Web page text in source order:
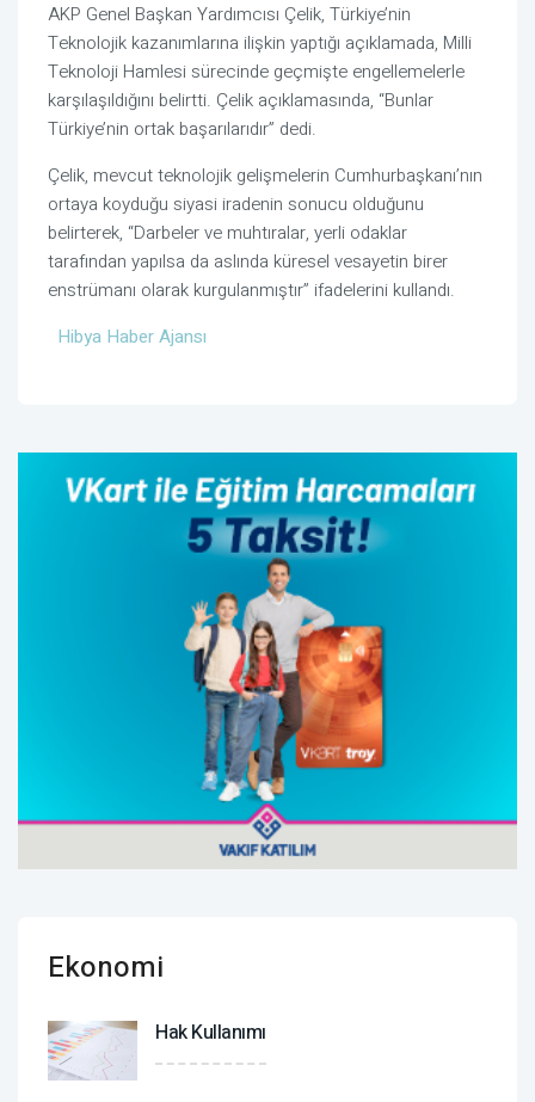
AKP Genel Başkan Yardımcısı Çelik, Türkiye’nin
Teknolojik kazanımlarına ilişkin yaptığı açıklamada, Milli
Teknoloji Hamlesi sürecinde geçmişte engellemelerle
karşılaşıldığını belirtti. Çelik açıklamasında, “Bunlar
Türkiye’nin ortak başarılarıdır” dedi.
Çelik, mevcut teknolojik gelişmelerin Cumhurbaşkanı’nın
ortaya koyduğu siyasi iradenin sonucu olduğunu
belirterek, “Darbeler ve muhtıralar, yerli odaklar
tarafından yapılsa da aslında küresel vesayetin birer
enstrümanı olarak kurgulanmıştır” ifadelerini kullandı.
Hibya Haber Ajansı
Ekonomi
Hak Kullanımı